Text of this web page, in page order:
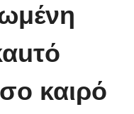
χωρίςκαιρό